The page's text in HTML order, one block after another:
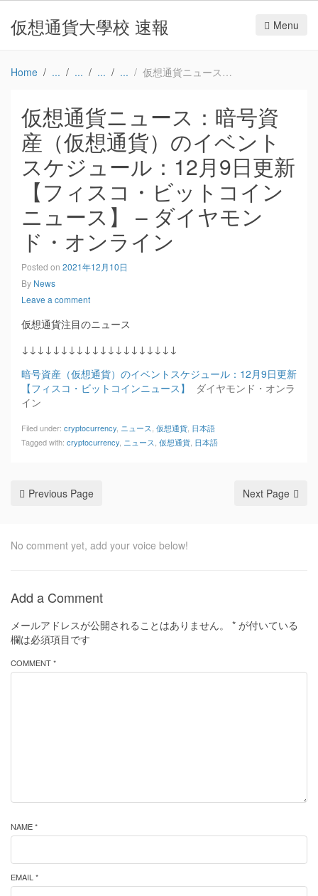
仮想通貨大學校 速報 Menu
Home 仮想通貨ニュース：暗号資産（仮想通貨）のイベントスケジュール：12月9日更新【フィスコ・ビットコインニュース】 – ダイヤモンド・オンライン
仮想通貨ニュース：暗号資
産（仮想通貨）のイベント
スケジュール：12月9日更新
【フィスコ・ビットコイン
ニュース】 – ダイヤモン
ド・オンライン
Posted on 2021年12月10日
By News
Leave a comment
仮想通貨注目のニュース
↓↓↓↓↓↓↓↓↓↓↓↓↓↓↓↓↓↓↓↓
暗号資産（仮想通貨）のイベントスケジュール：12月9日更新
【フィスコ・ビットコインニュース】
ダイヤモンド・オンラ
イン
Filed under: cryptocurrency ニュース 仮想通貨 日本語
Tagged with: cryptocurrency ニュース 仮想通貨 日本語
Previous Page Next Page
No comment yet, add your voice below!
Add a Comment
メールアドレスが公開されることはありません。 * が付いている
欄は必須項目です
COMMENT *
NAME *
EMAIL *